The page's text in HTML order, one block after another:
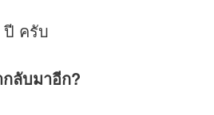
ครับ
กลับมาอีก?